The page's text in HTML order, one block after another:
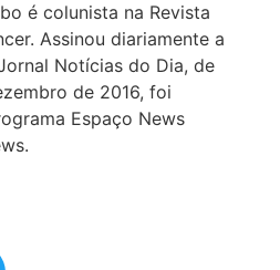
é colunista na Revista
Assinou diariamente a
Notícias do Dia, de
de 2016, foi
Espaço News